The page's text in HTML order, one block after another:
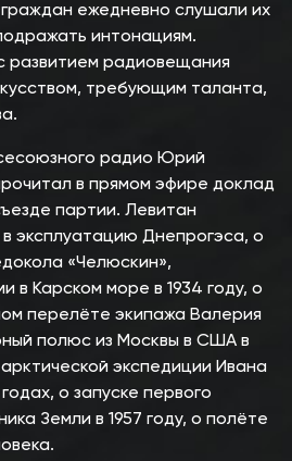
ежедневно слушали их
интонациям.
развитием радиовещания
требующим таланта,
радио Юрий
в прямом эфире доклад
партии. Левитан
эксплуатацию Днепрогэса, о
«Челюскин»,
в Карском море в 1934 году, о
перелёте экипажа Валерия
полюс из Москвы в США в
арктической экспедиции Ивана
о запуске первого
Земли в 1957 году, о полёте